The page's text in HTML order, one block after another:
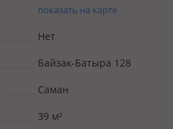
показать на карте
Нет
Байзак-Батыра 128
Саман
39 м²